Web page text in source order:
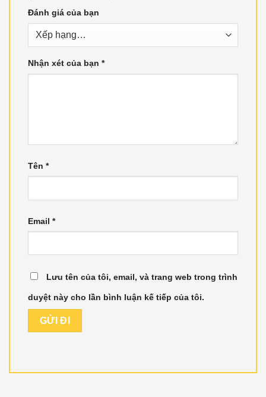
Đánh giá của bạn
Nhận xét của bạn *
Tên *
Email *
Lưu tên của tôi, email, và trang web trong trình
duyệt này cho lần bình luận kế tiếp của tôi.